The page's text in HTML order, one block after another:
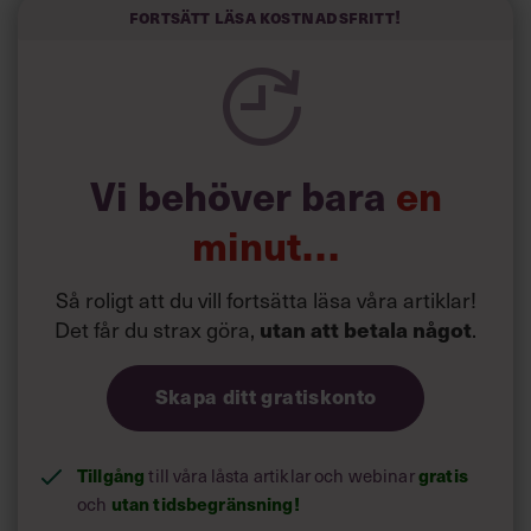
kortfattat slarviga vd-stilen.
Fortsätt läsa kostnadsfritt!
Vi behöver bara en
minut…
Så roligt att du vill fortsätta läsa våra artiklar!
Det får du strax göra, utan att betala något.
Skapa ditt gratiskonto
Tillgångtill våra låsta artiklar och webinargratis
och utan tidsbegränsning!